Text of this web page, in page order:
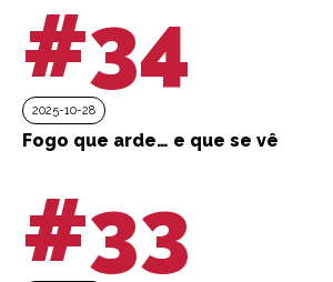
#34
2025-10-28
Fogo que arde… e que se vê
#33